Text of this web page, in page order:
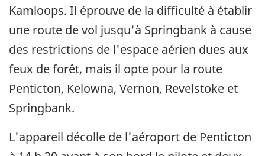
Kamloops. Il éprouve de la difficulté à établir
une route de vol jusqu'à Springbank à cause
des restrictions de l'espace aérien dues aux
feux de forêt, mais il opte pour la route
Penticton, Kelowna, Vernon, Revelstoke et
Springbank.
L'appareil décolle de l'aéroport de Penticton